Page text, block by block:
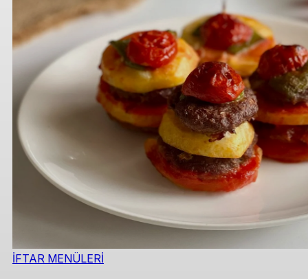
İFTAR MENÜLERİ